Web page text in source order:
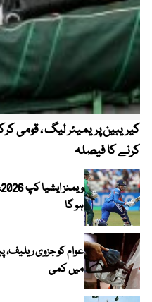
کرنے کا فیصلہ
ہو گا
عوام کو جزوی ریلیف،
میں کمی